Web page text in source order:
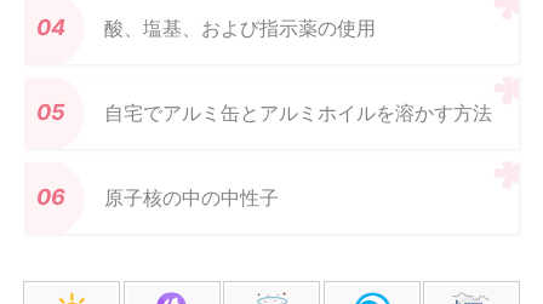
酸、塩基、および指示薬の使用
自宅でアルミ缶とアルミホイルを溶かす方法
原子核の中の中性子